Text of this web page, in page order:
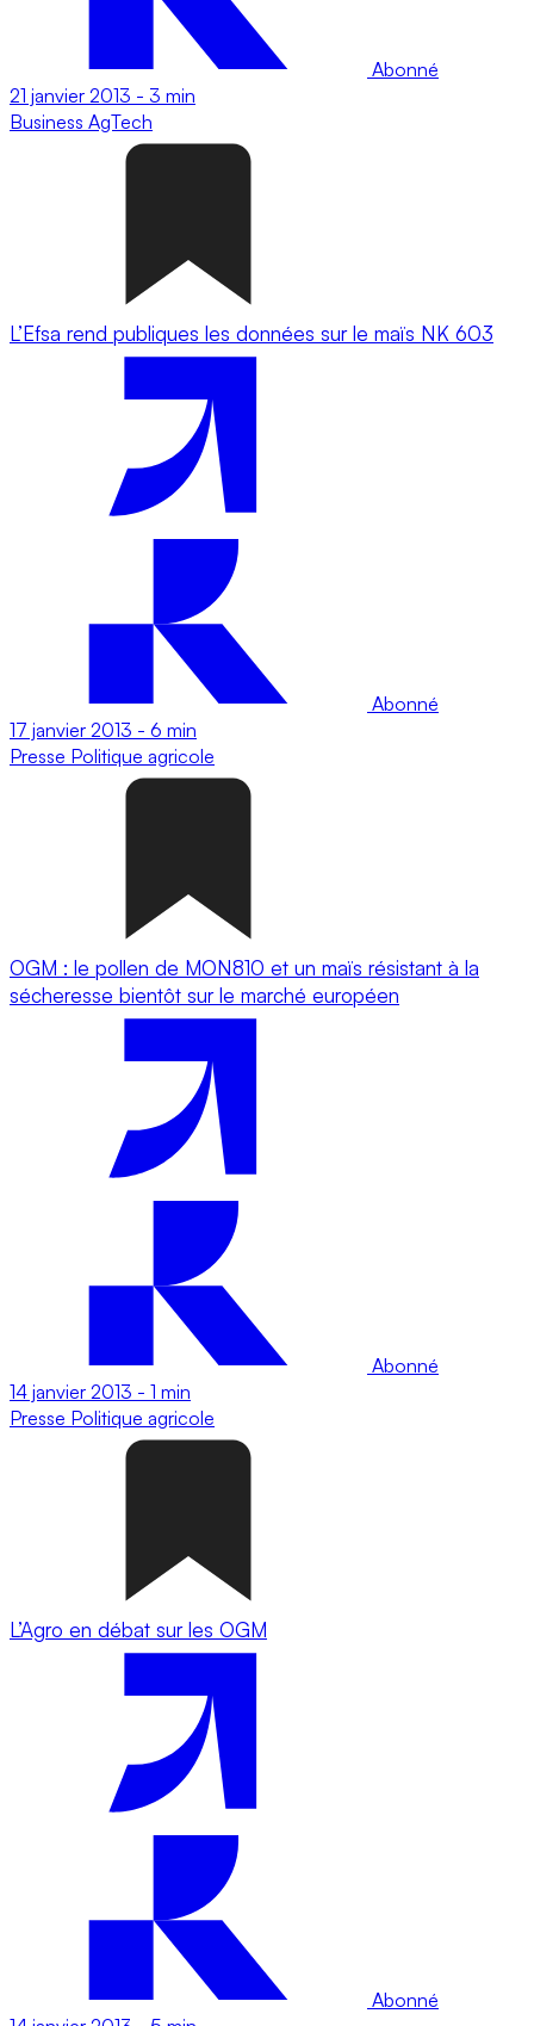
Abonné
21 janvier 2013 - 3 min
Business AgTech
L’Efsa rend publiques les données sur le maïs NK 603
Abonné
17 janvier 2013 - 6 min
Presse Politique agricole
OGM : le pollen de MON810 et un maïs résistant à la
sécheresse bientôt sur le marché européen
Abonné
14 janvier 2013 - 1 min
Presse Politique agricole
L’Agro en débat sur les OGM
Abonné